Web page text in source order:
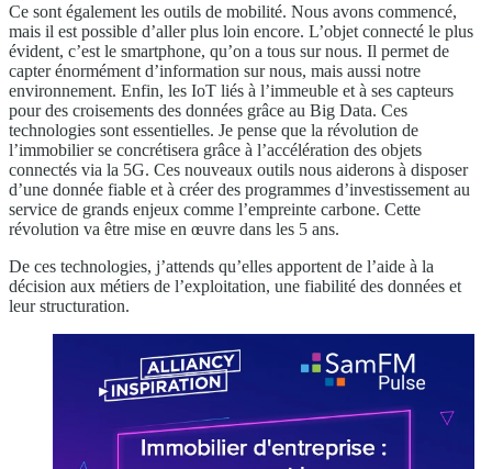
Ce sont également les outils de mobilité. Nous avons commencé,
mais il est possible d’aller plus loin encore. L’objet connecté le plus
évident, c’est le smartphone, qu’on a tous sur nous. Il permet de
capter énormément d’information sur nous, mais aussi notre
environnement. Enfin, les IoT liés à l’immeuble et à ses capteurs
pour des croisements des données grâce au Big Data. Ces
technologies sont essentielles. Je pense que la révolution de
l’immobilier se concrétisera grâce à l’accélération des objets
connectés via la 5G. Ces nouveaux outils nous aiderons à disposer
d’une donnée fiable et à créer des programmes d’investissement au
service de grands enjeux comme l’empreinte carbone. Cette
révolution va être mise en œuvre dans les 5 ans.
De ces technologies, j’attends qu’elles apportent de l’aide à la
décision aux métiers de l’exploitation, une fiabilité des données et
leur structuration.